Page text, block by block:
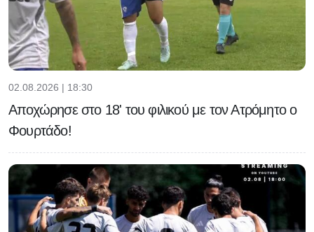
02.08.2026 | 18:30
Αποχώρησε στο 18' του φιλικού με τον Ατρόμητο ο
Φουρτάδο!